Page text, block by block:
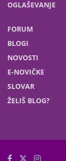
OGLAŠEVANJE
FORUM
BLOGI
NOVOSTI
E-NOVIČKE
SLOVAR
ŽELIŠ BLOG?